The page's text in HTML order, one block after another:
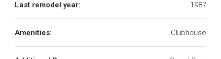
Last remodel year: 1987
Amenities: Clubhouse